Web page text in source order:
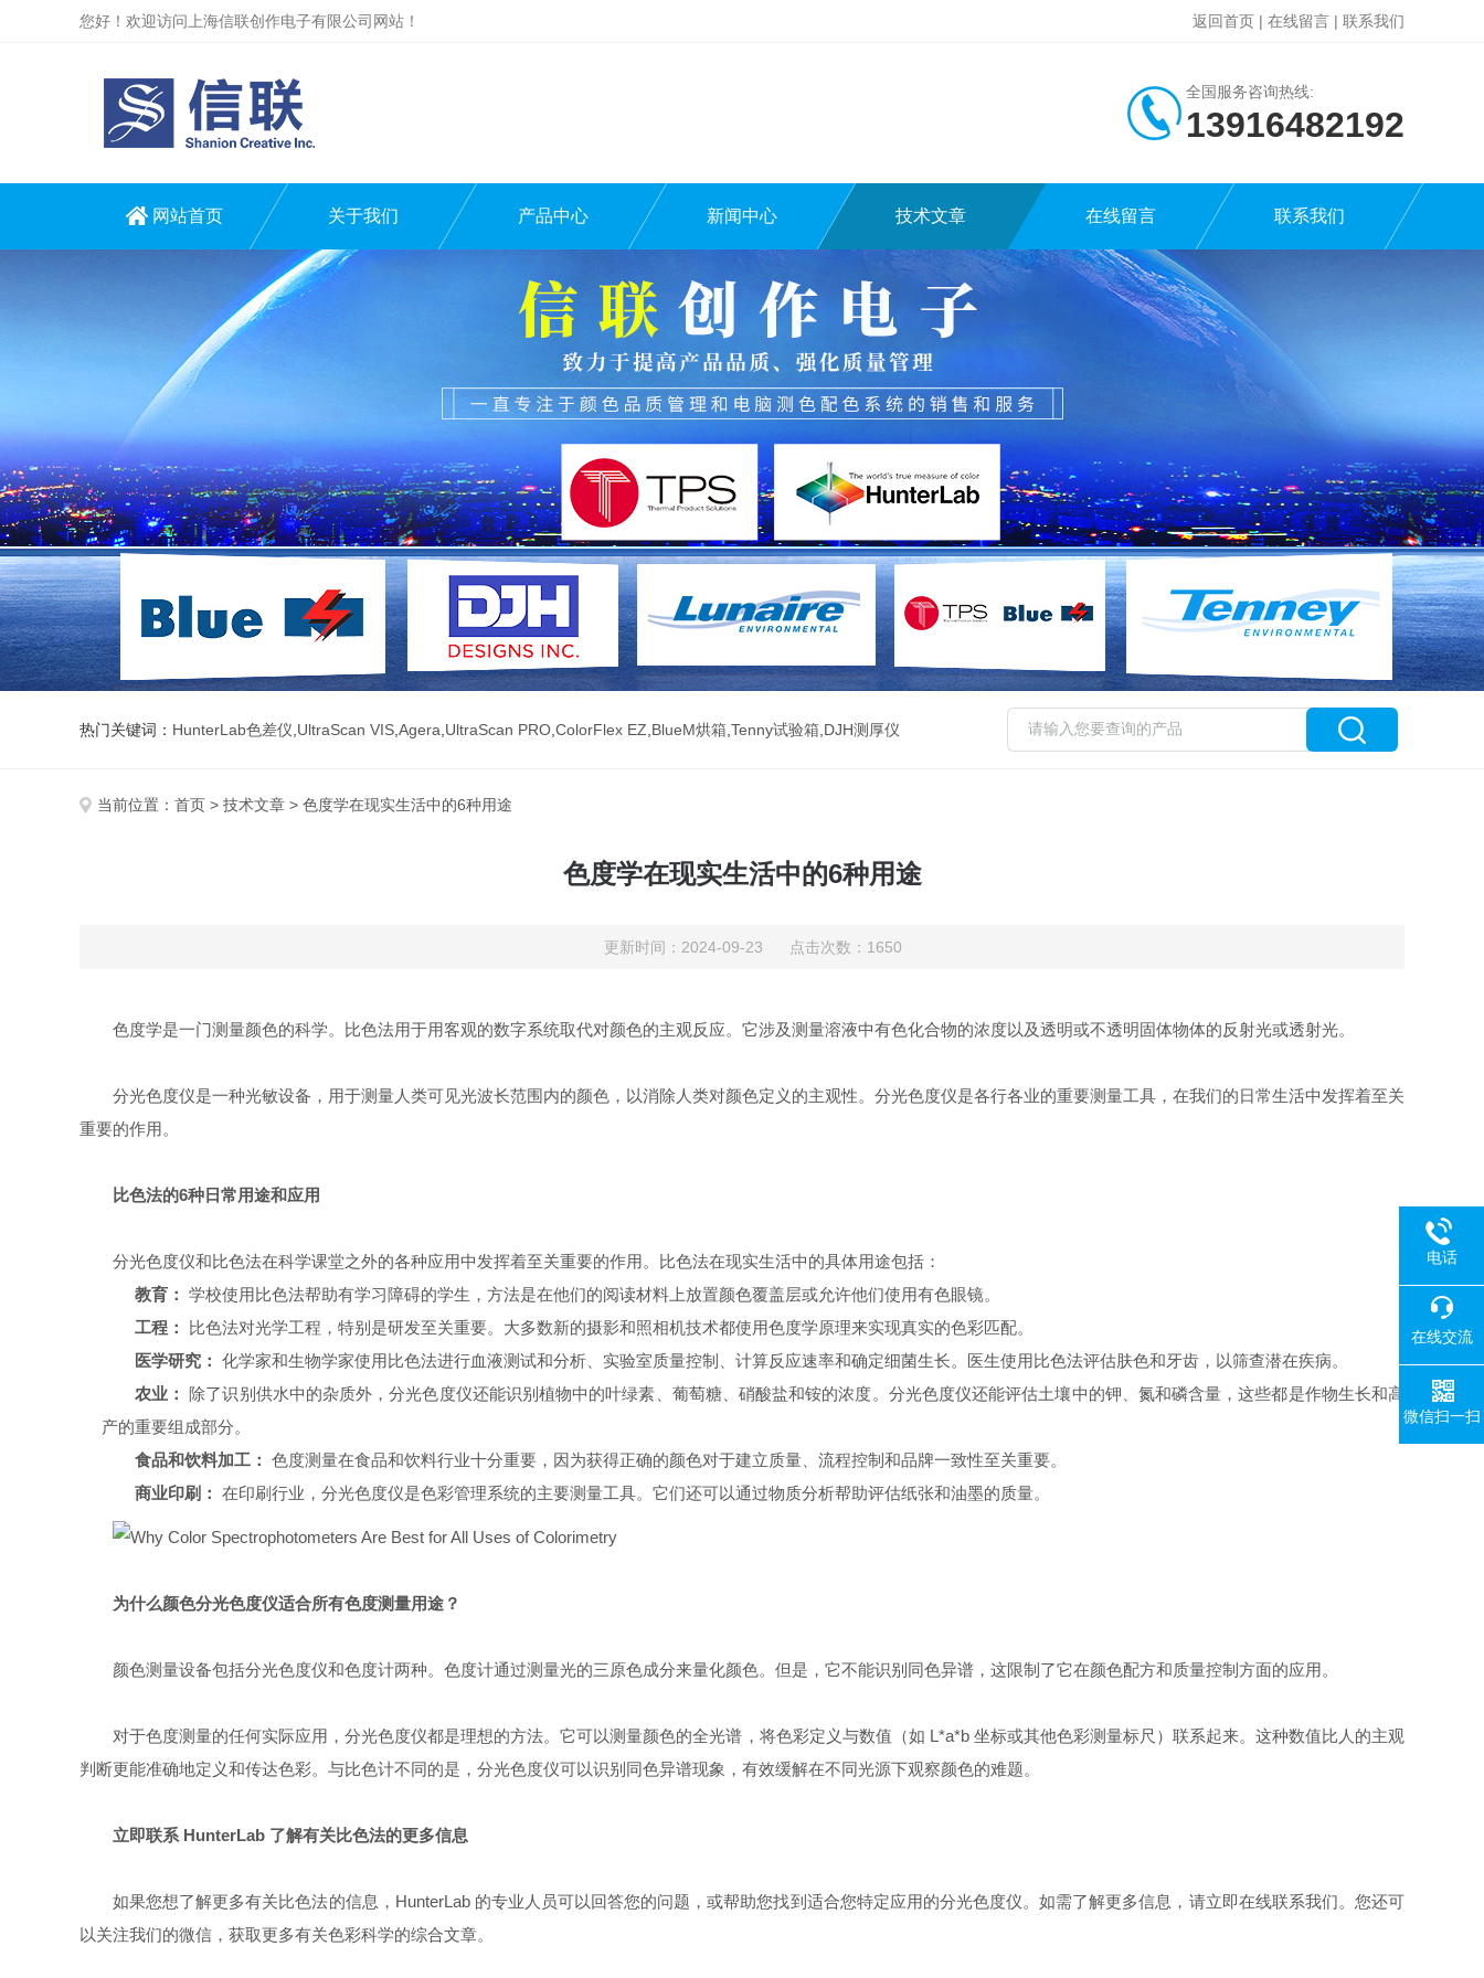
您好！欢迎访问上海信联创作电子有限公司网站！ 返回首页 | 在线留言 | 联系我们
全国服务咨询热线:
13916482192
网站首页 关于我们 产品中心 新闻中心 技术文章 在线留言 联系我们
热门关键词： HunterLab色差仪 UltraScan VIS Agera UltraScan PRO ColorFlex EZ BlueM烘箱 Tenny试验箱 DJH测厚仪
当前位置： 首页 > 技术文章 > 色度学在现实生活中的6种用途
色度学在现实生活中的6种用途
更新时间：2024-09-23 点击次数：1650
色度学是一门测量颜色的科学。比色法用于用客观的数字系统取代对颜色的主观反应。它涉及测量溶液中有色化合物的浓度以及透明或不透明固体物体的反射光或透射光。
分光色度仪是一种光敏设备，用于测量人类可见光波长范围内的颜色，以消除人类对颜色定义的主观性。分光色度仪是各行各业的重要测量工具，在我们的日常生活中发挥着至关
重要的作用。
比色法的6种日常用途和应用
分光色度仪和比色法在科学课堂之外的各种应用中发挥着至关重要的作用。比色法在现实生活中的具体用途包括：
教育： 学校使用比色法帮助有学习障碍的学生，方法是在他们的阅读材料上放置颜色覆盖层或允许他们使用有色眼镜。
工程：
比色法对光学工程，特别是研发至关重要。大多数新的摄影和照相机技术都使用色度学原理来实现真实的色彩匹配。
医学研究： 化学家和生物学家使用比色法进行血液测试和分析、实验室质量控制、计算反应速率和确定细菌生长。医生使用比色法评估肤色和牙齿，以筛查潜在疾病。
农业： 除了识别供水中的杂质外，分光色度仪还能识别植物中的叶绿素、葡萄糖、硝酸盐和铵的浓度。分光色度仪还能评估土壤中的钾、氮和磷含量，这些都是作物生长和高
产的重要组成部分。
食品和饮料加工： 色度测量在食品和饮料行业十分重要，因为获得正确的颜色对于建立质量、流程控制和品牌一致性至关重要。
商业印刷： 在印刷行业，分光色度仪是色彩管理系统的主要测量工具。它们还可以通过物质分析帮助评估纸张和油墨的质量。
为什么颜色分光色度仪适合所有色度测量用途？
颜色测量设备包括分光色度仪和色度计两种。色度计通过测量光的三原色成分来量化颜色。但是，它不能识别同色异谱，这限制了它在颜色配方和质量控制方面的应用。
对于色度测量的任何实际应用，分光色度仪都是理想的方法。它可以测量颜色的全光谱，将色彩定义与数值（如 L*a*b 坐标或其他色彩测量标尺）联系起来。这种数值比人的主观
判断更能准确地定义和传达色彩。与比色计不同的是，分光色度仪可以识别同色异谱现象，有效缓解在不同光源下观察颜色的难题。
立即联系 HunterLab 了解有关比色法的更多信息
如果您想了解更多有关比色法的信息，HunterLab 的专业人员可以回答您的问题，或帮助您找到适合您特定应用的分光色度仪。如需了解更多信息，请立即在线联系我们。您还可
以关注我们的微信，获取更多有关色彩科学的综合文章。
电话
在线交流
微信扫一扫